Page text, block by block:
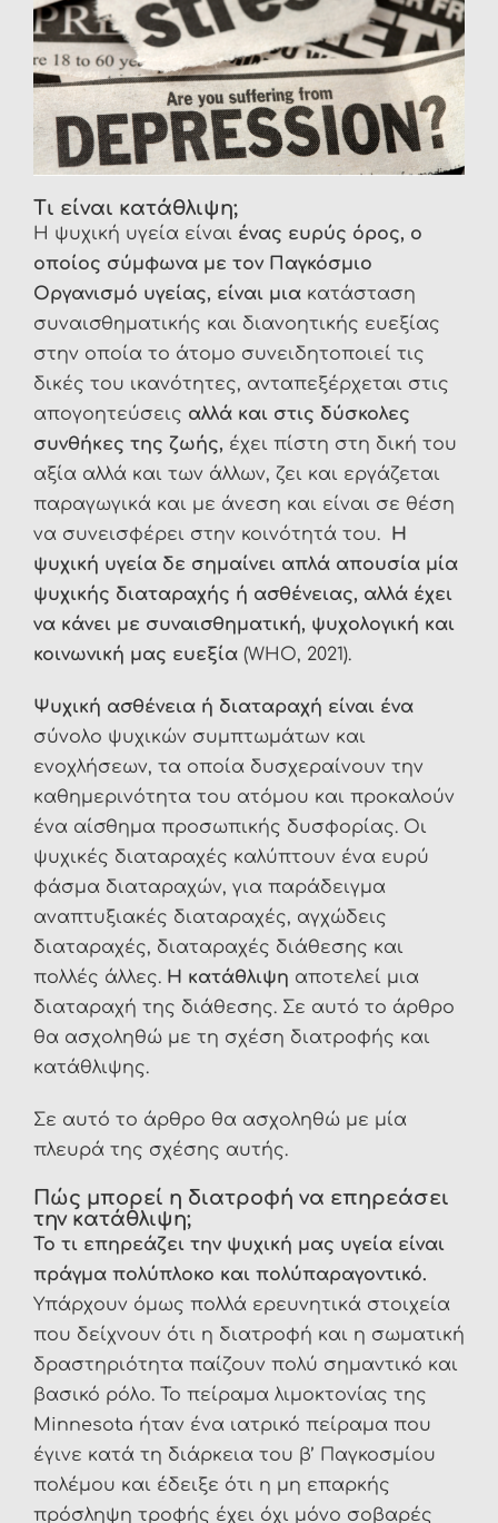
Τι είναι κατάθλιψη;
Η ψυχική υγεία είναι ένας ευρύς όρος, ο
οποίος σύμφωνα με τον Παγκόσμιο
Οργανισμό υγείας, είναι μια κατάσταση
συναισθηματικής και διανοητικής ευεξίας
στην οποία το άτομο συνειδητοποιεί τις
δικές του ικανότητες, ανταπεξέρχεται στις
απογοητεύσεις αλλά και στις δύσκολες
συνθήκες της ζωής, έχει πίστη στη δική του
αξία αλλά και των άλλων, ζει και εργάζεται
παραγωγικά και με άνεση και είναι σε θέση
να συνεισφέρει στην κοινότητά του. Η
ψυχική υγεία δε σημαίνει απλά απουσία μία
ψυχικής διαταραχής ή ασθένειας, αλλά έχει
να κάνει με συναισθηματική, ψυχολογική και
κοινωνική μας ευεξία (WHO, 2021).
Ψυχική ασθένεια ή διαταραχή είναι ένα
σύνολο ψυχικών συμπτωμάτων και
ενοχλήσεων, τα οποία δυσχεραίνουν την
καθημερινότητα του ατόμου και προκαλούν
ένα αίσθημα προσωπικής δυσφορίας. Οι
ψυχικές διαταραχές καλύπτουν ένα ευρύ
φάσμα διαταραχών, για παράδειγμα
αναπτυξιακές διαταραχές, αγχώδεις
διαταραχές, διαταραχές διάθεσης και
πολλές άλλες. Η κατάθλιψη αποτελεί μια
διαταραχή της διάθεσης. Σε αυτό το άρθρο
θα ασχοληθώ με τη σχέση διατροφής και
κατάθλιψης.
Σε αυτό το άρθρο θα ασχοληθώ με μία
πλευρά της σχέσης αυτής.
Πώς μπορεί η διατροφή να επηρεάσει
την κατάθλιψη;
Το τι επηρεάζει την ψυχική μας υγεία είναι
πράγμα πολύπλοκο και πολύπαραγοντικό.
Υπάρχουν όμως πολλά ερευνητικά στοιχεία
που δείχνουν ότι η διατροφή και η σωματική
δραστηριότητα παίζουν πολύ σημαντικό και
βασικό ρόλο. Το πείραμα λιμοκτονίας της
Minnesota ήταν ένα ιατρικό πείραμα που
έγινε κατά τη διάρκεια του β’ Παγκοσμίου
πολέμου και έδειξε ότι η μη επαρκής
πρόσληψη τροφής έχει όχι μόνο σοβαρές